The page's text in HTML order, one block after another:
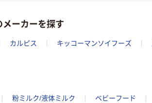
ーカーを探す
カルピス キッコーマンソイフーズ
粉ミルク/液体ミルク ベビーフード